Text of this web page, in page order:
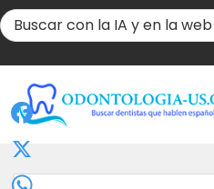
Facebook
X